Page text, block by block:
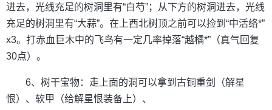
进去，光线充足的树洞里有“白芍”；从下方的树洞进去，光线
充足的树洞里有“大蒜”。在上西北树顶之前可以捡到“中活络*”
x3。打赤血巨木中的飞鸟有一定几率掉落“越橘*”（真气回复
30点）。
6、树干宝物：走上面的洞可以拿到古铜重剑（解星
恨）、软甲（给解星恨装备上）、